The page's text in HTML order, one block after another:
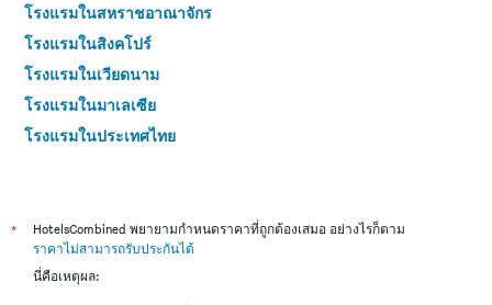
โรงแรมในสหราชอาณาจักร
โรงแรมในสิงคโปร์
โรงแรมในเวียดนาม
โรงแรมในมาเลเซีย
โรงแรมในประเทศไทย
*
HotelsCombined พยายามกำหนดราคาที่ถูกต้องเสมอ อย่างไรก็ตาม
ราคาไม่สามารถรับประกันได้
นี่คือเหตุผล: